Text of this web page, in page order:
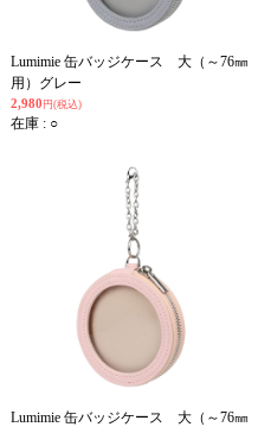
Lumimie 缶バッジケース 大（～76㎜
用）グレー
2,980 円(税込)
在庫 : ○
Lumimie 缶バッジケース 大（～76㎜